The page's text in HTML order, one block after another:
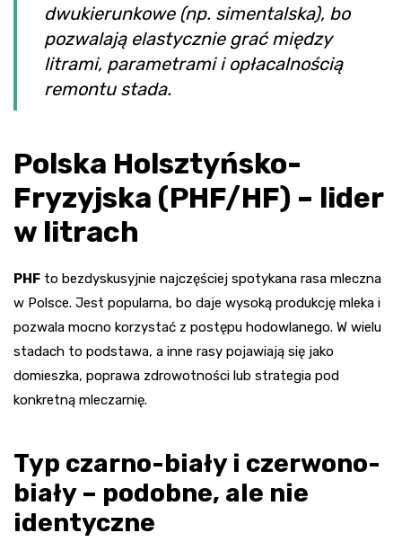
dwukierunkowe (np. simentalska), bo
pozwalają elastycznie grać między
litrami, parametrami i opłacalnością
remontu stada.
Polska Holsztyńsko-
Fryzyjska (PHF/HF) – lider
w litrach
PHF to bezdyskusyjnie najczęściej spotykana rasa mleczna
w Polsce. Jest popularna, bo daje wysoką produkcję mleka i
pozwala mocno korzystać z postępu hodowlanego. W wielu
stadach to podstawa, a inne rasy pojawiają się jako
domieszka, poprawa zdrowotności lub strategia pod
konkretną mleczarnię.
Typ czarno-biały i czerwono-
biały – podobne, ale nie
identyczne